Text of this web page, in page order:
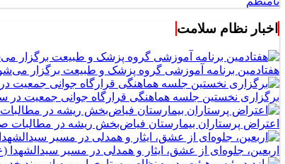
اخبار نظام سلامت
هفتادمین برنامه آموزشی گروه پزشک و طبیعت برگزار
برگزاری نخستین جلسه هماهنگی قرارگاه جوانی جمعیت در
اعتراض پرستاران بیمارستان فیاض‌بخش ریشه در مطالبات
اربعین، جلوه‌ای از عشق، ایثار و همدلی در مسیر